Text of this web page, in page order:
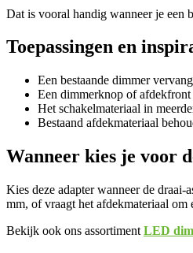
Dat is vooral handig wanneer je een
Toepassingen en
Een bestaande dimmer
Een dimmerknop of
Het schakelmateriaal in
Bestaand afdekmateriaal
Wanneer kies je voor
Kies deze adapter wanneer de
mm, of vraagt het afdekmateriaal om
Bekijk ook ons assortiment LED